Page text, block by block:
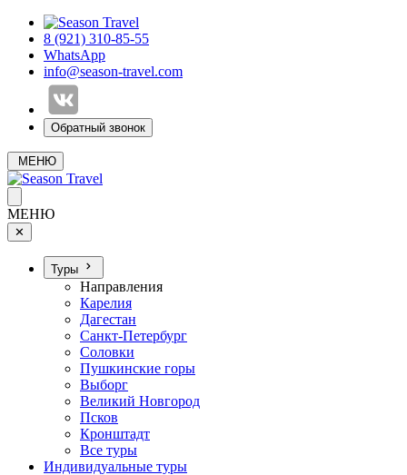
8 (921) 310-85-55
WhatsApp
info@season-travel.com
Обратный звонок
МЕНЮ
МЕНЮ
✕
Туры
Направления
Карелия
Дагестан
Санкт-Петербург
Соловки
Пушкинские горы
Выборг
Великий Новгород
Псков
Кронштадт
Все туры
Индивидуальные туры